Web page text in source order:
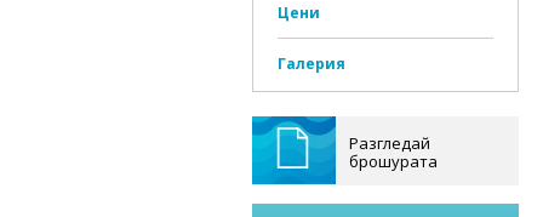
Цени
Галерия
Разгледай
брошурата